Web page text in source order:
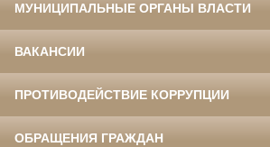
МУНИЦИПАЛЬНЫЕ ОРГАНЫ ВЛАСТИ
ВАКАНСИИ
ПРОТИВОДЕЙСТВИЕ КОРРУПЦИИ
ОБРАЩЕНИЯ ГРАЖДАН